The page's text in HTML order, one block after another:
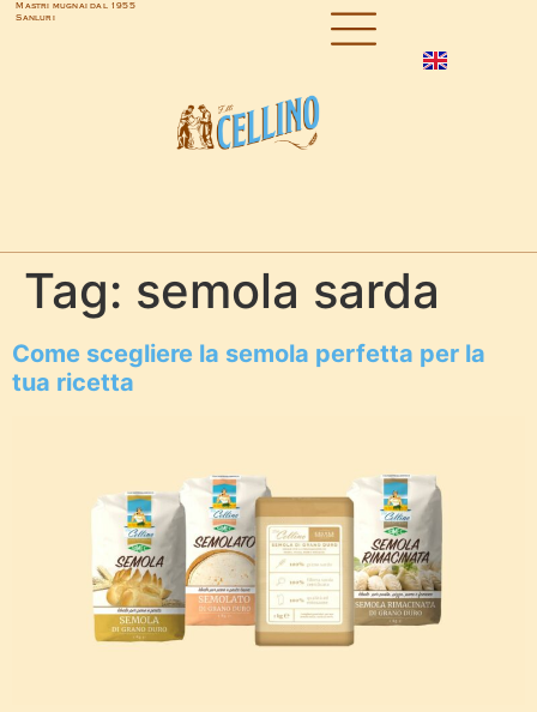
Mastri mugnai dal 1955
Sanluri
Tag: semola sarda
Come scegliere la semola perfetta per la
tua ricetta